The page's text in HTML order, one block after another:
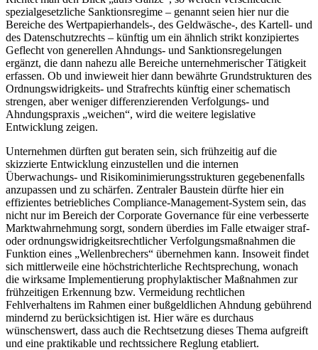
spezialgesetzliche Sanktionsregime – genannt seien hier nur die
Bereiche des Wertpapierhandels-, des Geldwäsche-, des Kartell- und
des Datenschutzrechts – künftig um ein ähnlich strikt konzipiertes
Geflecht von generellen Ahndungs- und Sanktionsregelungen
ergänzt, die dann nahezu alle Bereiche unternehmerischer Tätigkeit
erfassen. Ob und inwieweit hier dann bewährte Grundstrukturen des
Ordnungswidrigkeits- und Strafrechts künftig einer schematisch
strengen, aber weniger differenzierenden Verfolgungs- und
Ahndungspraxis „weichen“, wird die weitere legislative
Entwicklung zeigen.
Unternehmen dürften gut beraten sein, sich frühzeitig auf die
skizzierte Entwicklung einzustellen und die internen
Überwachungs- und Risikominimierungsstrukturen gegebenenfalls
anzupassen und zu schärfen. Zentraler Baustein dürfte hier ein
effizientes betriebliches Compliance-Management-System sein, das
nicht nur im Bereich der Corporate Governance für eine verbesserte
Marktwahrnehmung sorgt, sondern überdies im Falle etwaiger straf-
oder ordnungswidrigkeitsrechtlicher Verfolgungsmaßnahmen die
Funktion eines „Wellenbrechers“ übernehmen kann. Insoweit findet
sich mittlerweile eine höchstrichterliche Rechtsprechung, wonach
die wirksame Implementierung prophylaktischer Maßnahmen zur
frühzeitigen Erkennung bzw. Vermeidung rechtlichen
Fehlverhaltens im Rahmen einer bußgeldlichen Ahndung gebührend
mindernd zu berücksichtigen ist. Hier wäre es durchaus
wünschenswert, dass auch die Rechtsetzung dieses Thema aufgreift
und eine praktikable und rechtssichere Reglung etabliert.